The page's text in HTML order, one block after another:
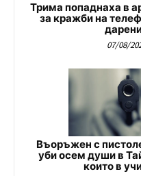
Трима попаднаха в
за кражби на
07/08/
Въоръжен с
уби осем души в
които в